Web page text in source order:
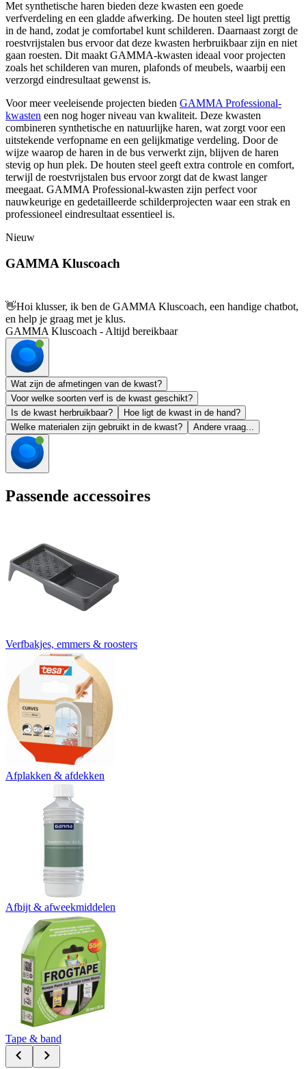
Met synthetische haren bieden deze kwasten een goede
verfverdeling en een gladde afwerking. De houten steel ligt prettig
in de hand, zodat je comfortabel kunt schilderen. Daarnaast zorgt de
roestvrijstalen bus ervoor dat deze kwasten herbruikbaar zijn en niet
gaan roesten. Dit maakt GAMMA-kwasten ideaal voor projecten
zoals het schilderen van muren, plafonds of meubels, waarbij een
verzorgd eindresultaat gewenst is.
Voor meer veeleisende projecten bieden GAMMA Professional-
kwasten een nog hoger niveau van kwaliteit. Deze kwasten
combineren synthetische en natuurlijke haren, wat zorgt voor een
uitstekende verfopname en een gelijkmatige verdeling. Door de
wijze waarop de haren in de bus verwerkt zijn, blijven de haren
stevig op hun plek. De houten steel geeft extra controle en comfort,
terwijl de roestvrijstalen bus ervoor zorgt dat de kwast langer
meegaat. GAMMA Professional-kwasten zijn perfect voor
nauwkeurige en gedetailleerde schilderprojecten waar een strak en
professioneel eindresultaat essentieel is.
Nieuw
GAMMA Kluscoach
👋Hoi klusser, ik ben de GAMMA Kluscoach, een handige chatbot,
en help je graag met je klus.
GAMMA Kluscoach - Altijd bereikbaar
Wat zijn de afmetingen van de kwast?
Voor welke soorten verf is de kwast geschikt?
Is de kwast herbruikbaar?
Hoe ligt de kwast in de hand?
Welke materialen zijn gebruikt in de kwast?
Andere vraag...
Passende accessoires
Verfbakjes, emmers & roosters
Afplakken & afdekken
Afbijt & afweekmiddelen
Tape & band